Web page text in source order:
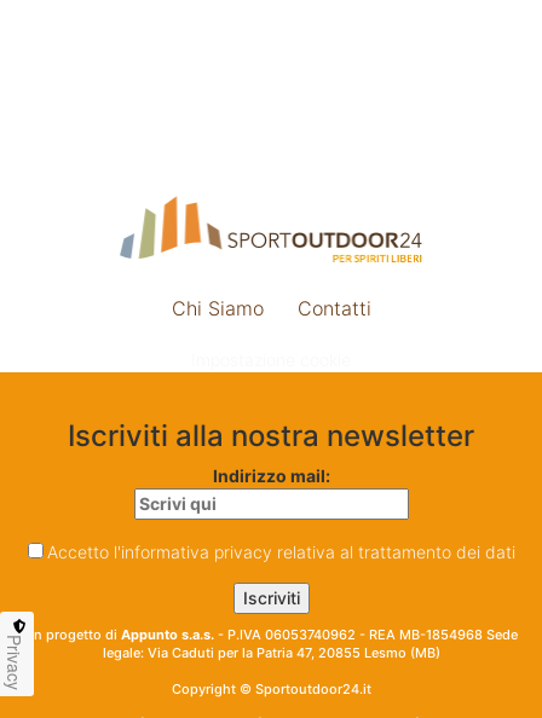
Chi Siamo Contatti
Iscriviti alla nostra newsletter
Indirizzo mail:
Accetto l'informativa privacy relativa al trattamento dei dati
Un progetto di Appunto s.a.s. - P.IVA 06053740962 - REA MB-1854968 Sede
legale: Via Caduti per la Patria 47, 20855 Lesmo (MB)
Copyright © Sportoutdoor24.it
Privacy